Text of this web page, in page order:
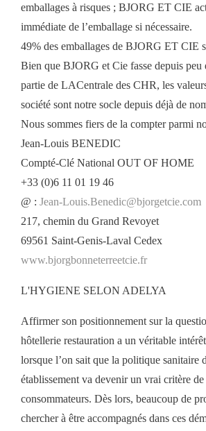
emballages à risques ; BJORG ET CIE
immédiate de l’emballage si nécessaire.
49% des emballages de BJORG ET CIE
Bien que BJORG et Cie fasse depuis peu
partie de LACentrale des CHR, les
société sont notre socle depuis déjà de
Nous sommes fiers de la compter parmi
Jean-Louis BENEDIC
Compté-Clé National OUT OF HOME
+33 (0)6 11 01 19 46
@ : Jean-Louis.Benedic@bjorgetcie.com
217, chemin du Grand Revoyet
69561 Saint-Genis-Laval Cedex
www.bjorgbonneterreetcie.fr
L'HYGIENE SELON ADELYA
Affirmer son positionnement sur la
hôtellerie restauration a un véritable
lorsque l’on sait que la politique sanitaire
établissement va devenir un vrai critère
consommateurs. Dès lors, beaucoup de
chercher à être accompagnés dans ces